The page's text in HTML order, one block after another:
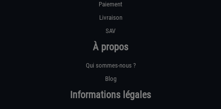
Paiement
Livraison
SAV
À propos
Qui sommes-nous ?
Blog
Informations légales